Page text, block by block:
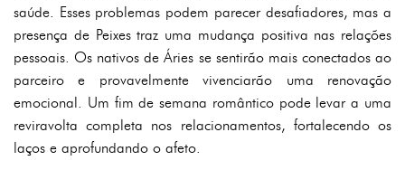
saúde. Esses problemas podem parecer desafiadores, mas a
presença de Peixes traz uma mudança positiva nas relações
pessoais. Os nativos de Áries se sentirão mais conectados ao
parceiro e provavelmente vivenciarão uma renovação
emocional. Um fim de semana romântico pode levar a uma
reviravolta completa nos relacionamentos, fortalecendo os
laços e aprofundando o afeto.